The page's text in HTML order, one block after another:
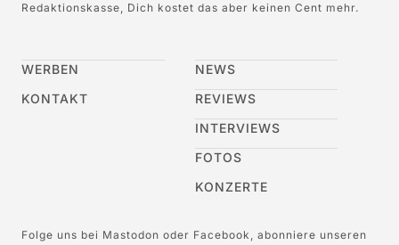
Redaktionskasse, Dich kostet das aber keinen Cent mehr.
WERBEN
KONTAKT
NEWS
REVIEWS
INTERVIEWS
FOTOS
KONZERTE
Folge uns bei Mastodon oder Facebook, abonniere unseren